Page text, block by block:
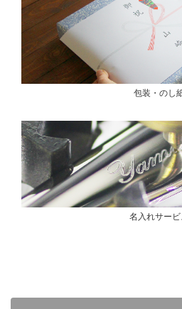
包装・のし
名入れサービ